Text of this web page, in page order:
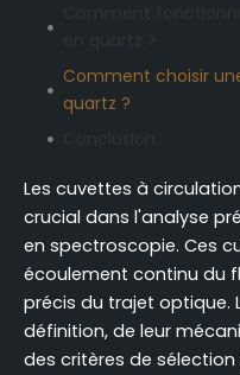
Comment choisir
quartz ?
Les cuvettes à
crucial dans l'analyse
en spectroscopie. Ces
écoulement continu du
précis du trajet optique.
définition, de leur
des critères de